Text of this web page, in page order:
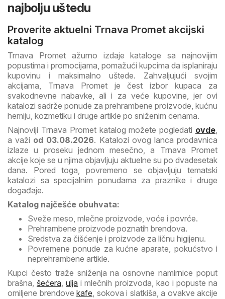
najbolju uštedu
Proverite aktuelni Trnava Promet akcijski
katalog
Trnava Promet ažurno izdaje kataloge sa najnovijim
popustima i promocijama, pomažući kupcima da isplaniraju
kupovinu i maksimalno uštede. Zahvaljujući svojim
akcijama, Trnava Promet je čest izbor kupaca za
svakodnevne nabavke, ali i za veće kupovine, jer ovi
katalozi sadrže ponude za prehrambene proizvode, kućnu
hemiju, kozmetiku i druge artikle po sniženim cenama.
Najnoviji Trnava Promet katalog možete pogledati ovde,
a važi od 03.08.2026. Katalozi ovog lanca prodavnica
izlaze u proseku jednom mesečno, a Trnava Promet
akcije koje se u njima objavljuju aktuelne su po dvadesetak
dana. Pored toga, povremeno se objavljuju tematski
katalozi sa specijalnim ponudama za praznike i druge
događaje.
Katalog najčešće obuhvata:
Sveže meso, mlečne proizvode, voće i povrće.
Prehrambene proizvode poznatih brendova.
Sredstva za čišćenje i proizvode za ličnu higijenu.
Povremene ponude za kućne aparate, pokućstvo i
neprehrambene artikle.
Kupci često traže sniženja na osnovne namirnice poput
brašna, šećera,ulja i mlečnih proizvoda, kao i popuste na
omiljene brendove kafe, sokova i slatkiša, a ovakve akcije